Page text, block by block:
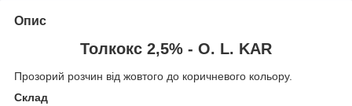
Опис
Толкокс 2,5% - O. L. KAR
Прозорий розчин від жовтого до коричневого кольору.
Склад